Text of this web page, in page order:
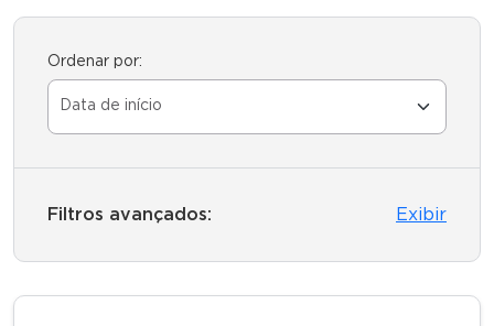
Ordenar por:
Filtros avançados: Exibir